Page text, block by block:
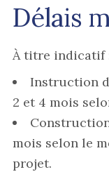
Délais
À titre indicatif
Instruction
2 et 4 mois
mois selon le
projet.